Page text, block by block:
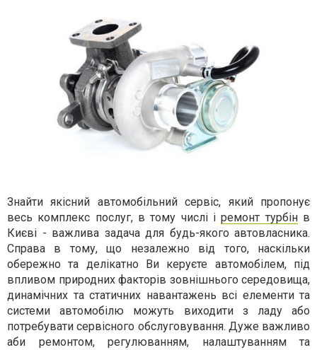
Знайти якісний автомобільний сервіс, який пропонує
весь комплекс послуг, в тому числі іремонт турбінв
Києві - важлива задача для будь-якого автовласника.
Справа в тому, що незалежно від того, наскільки
обережно та делікатно Ви керуєте автомобілем, під
впливом природних факторів зовнішнього середовища,
динамічних та статичних навантажень всі елементи та
системи автомобілю можуть виходити з ладу або
потребувати сервісного обслуговування. Дуже важливо
аби ремонтом, регулюванням, налаштуванням та